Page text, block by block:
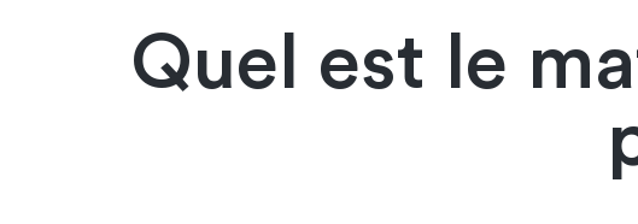
Quel est le